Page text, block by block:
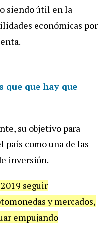
siendo útil en la
económicas por
que que hay que
su objetivo para
país como una de las
inversión.
seguir
y mercados,
empujando